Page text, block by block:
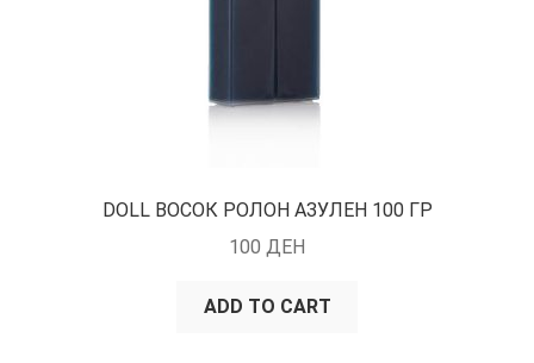
DOLL ВОСОК РОЛОН АЗУЛЕН 100 ГР
100 ДЕН
ADD TO CART